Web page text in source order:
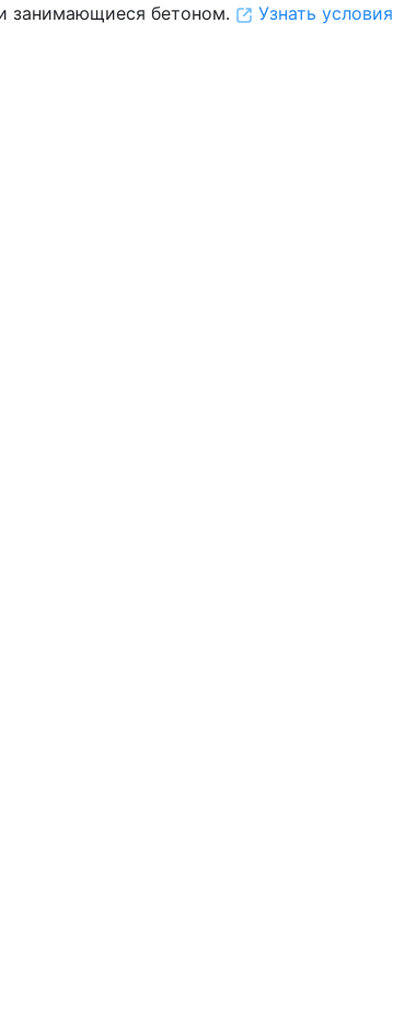
занимающиеся бетоном. Узнать условия